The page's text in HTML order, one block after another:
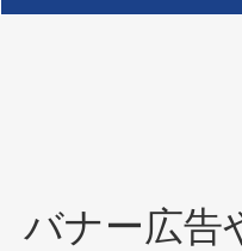
バナー広告